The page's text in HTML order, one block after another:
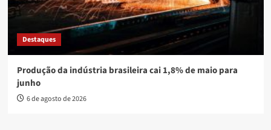
Destaques
Produção da indústria brasileira cai 1,8% de maio para
junho
6 de agosto de 2026